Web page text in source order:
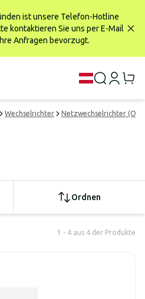
ist unsere Telefon-Hotline
kontaktieren Sie uns per E-Mail
Anfragen bevorzugt.
Wechselrichter Netzwechselrichter (On-
Ordnen
1 - 4 aus 4 der Produkte